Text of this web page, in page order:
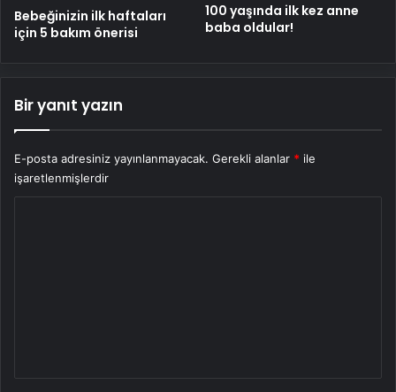
Bebeğinizin ilk haftaları
için 5 bakım önerisi
100 yaşında ilk kez anne
baba oldular!
Bir yanıt yazın
E-posta adresiniz yayınlanmayacak. Gerekli alanlar * ile
işaretlenmişlerdir